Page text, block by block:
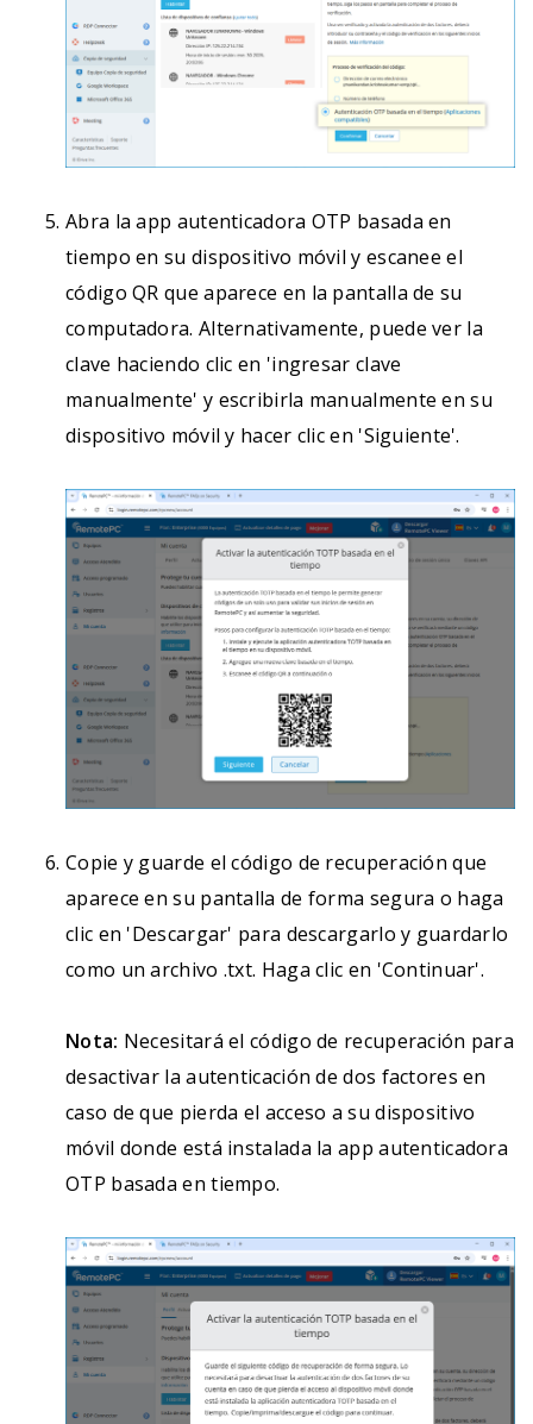
Abra la app autenticadora OTP basada en
tiempo en su dispositivo móvil y escanee el
código QR que aparece en la pantalla de su
computadora. Alternativamente, puede ver la
clave haciendo clic en 'ingresar clave
manualmente' y escribirla manualmente en su
dispositivo móvil y hacer clic en 'Siguiente'.
Copie y guarde el código de recuperación que
aparece en su pantalla de forma segura o haga
clic en 'Descargar' para descargarlo y guardarlo
como un archivo .txt. Haga clic en 'Continuar'.
Nota: Necesitará el código de recuperación para
desactivar la autenticación de dos factores en
caso de que pierda el acceso a su dispositivo
móvil donde está instalada la app autenticadora
OTP basada en tiempo.